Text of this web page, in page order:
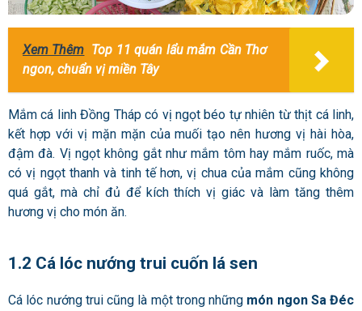
Xem Thêm Top 11 quán lẩu mắm Cần Thơ
ngon, chuẩn vị miền Tây
Mắm cá linh Đồng Tháp có vị ngọt béo tự nhiên từ thịt cá linh,
kết hợp với vị mặn mặn của muối tạo nên hương vị hài hòa,
đậm đà. Vị ngọt không gắt như mắm tôm hay mắm ruốc, mà
có vị ngọt thanh và tinh tế hơn, vị chua của mắm cũng không
quá gắt, mà chỉ đủ để kích thích vị giác và làm tăng thêm
hương vị cho món ăn.
1.2 Cá lóc nướng trui cuốn lá sen
Cá lóc nướng trui cũng là một trong những món ngon Sa Đéc